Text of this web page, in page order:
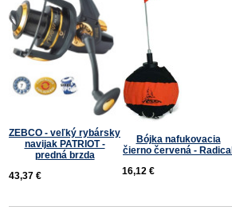
ZEBCO - veľký rybársky
navijak PATRIOT -
predná brzda
43,37 €
Bójka nafukovacia
čierno červená - Radical
16,12 €